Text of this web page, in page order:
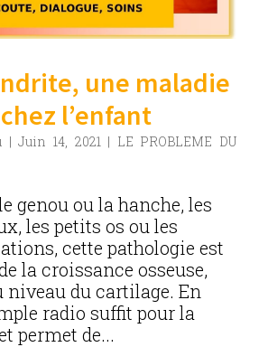
une maladie
l’enfant
|Juin 14, 2021| LE PROBLEME DU
genou ou la hanche, les
les petits os ou les
cette pathologie est
la croissance osseuse,
du cartilage. En
radio suffit pour la
permet de...